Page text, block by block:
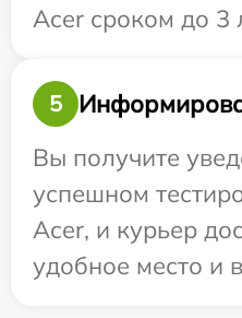
Acer сроком до 3
5
Вы получите
успешном
Acer, и курьер
удобное место и